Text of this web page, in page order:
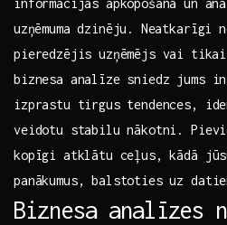
informācijas apkopošana un⁤
⁤uzņēmuma‌ dzinēju.
pieredzējis uzņēmējs vai⁤
biznesa analīze sniedz jums
izprastu tirgus tendences,
veidotu stabilu nākotni.
‌kopīgi atklātu ceļus, kādā jūsu
panākumus, balstoties‍ uz
Biznesa analīzes‍